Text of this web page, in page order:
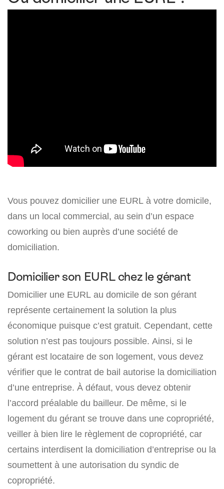
Vous pouvez domicilier une EURL à votre domicile,
dans un local commercial, au sein d’un espace
coworking ou bien auprès d’une société de
domiciliation.
Domicilier son EURL chez le gérant
Domicilier une EURL au domicile de son gérant
représente certainement la solution la plus
économique puisque c’est gratuit. Cependant, cette
solution n’est pas toujours possible. Ainsi, si le
gérant est locataire de son logement, vous devez
vérifier que le contrat de bail autorise la domiciliation
d’une entreprise. À défaut, vous devez obtenir
l’accord préalable du bailleur. De même, si le
logement du gérant se trouve dans une copropriété,
veiller à bien lire le règlement de copropriété, car
certains interdisent la domiciliation d’entreprise ou la
soumettent à une autorisation du syndic de
copropriété.